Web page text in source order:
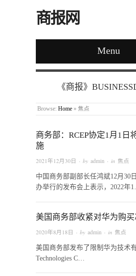
商报网
Menu
《商报》
Browse: Home » 焦点
商务部：RCEP协定1月1日
施
2021年12月30日 · by admin · in 焦点
中国商务部副部长任鸿斌12月30
办举行的发布会上表示，2022年
美国商务部收紧对华为购买
2020年8月18日 · by admin · in 焦点
美国商务部发布了限制华为技术
Technologies C…